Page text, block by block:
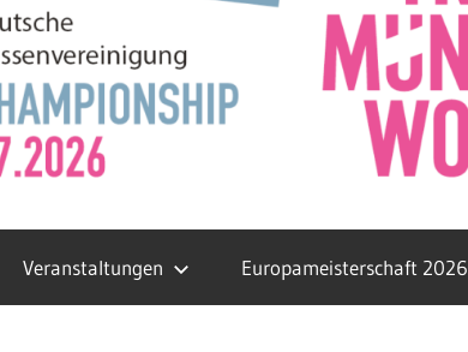
Veranstaltungen Europameisterschaft 2026